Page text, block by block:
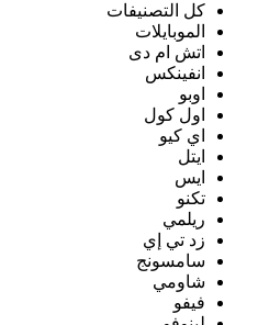
كل التصنيفات
الموبايلات
اتش ام دى
انفينكس
اوبو
اول كول
اي كيو
ايتل
ايس
تكنو
ريلمي
زد تي إي
سامسونج
شاومي
فيفو